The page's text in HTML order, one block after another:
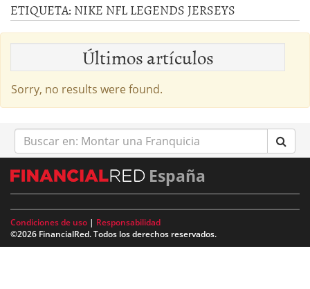
ETIQUETA: NIKE NFL LEGENDS JERSEYS
Últimos artículos
Sorry, no results were found.
Buscar
en:
España
Condiciones de uso | Responsabilidad
©2026 FinancialRed. Todos los derechos reservados.